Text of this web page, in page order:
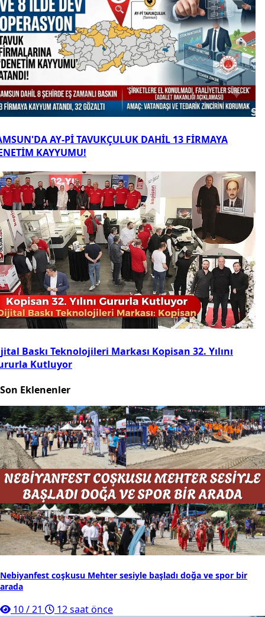
AY-Pİ TAVUKÇULUK DAHİL 13 FİRMAYA
KAYYUMU!
Baskı Teknolojileri Markası Kopisan 32. Yılını
Kutluyor
Son Eklenenler
Nebiyanfest coşkusu Mehter sesiyle başladı doğa ve spor bir
arada
10/21 12 saat önce